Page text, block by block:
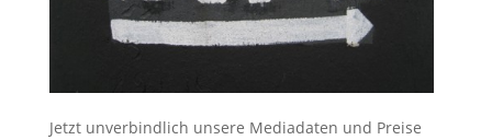
Jetzt unverbindlich unsere Mediadaten und Preise